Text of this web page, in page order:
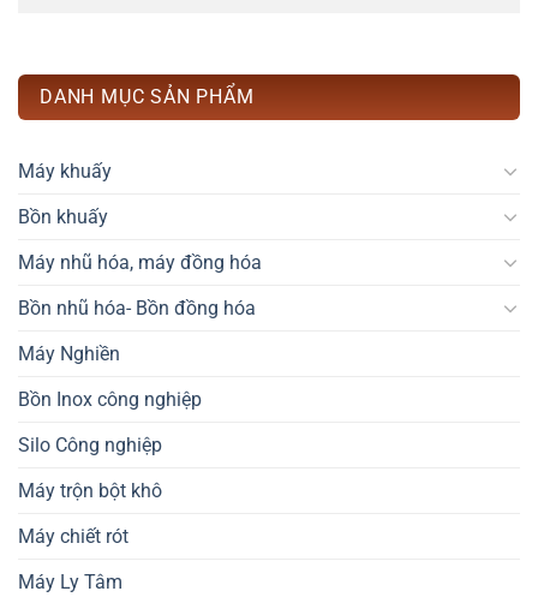
DANH MỤC SẢN PHẨM
Máy khuấy
Bồn khuấy
Máy nhũ hóa, máy đồng hóa
Bồn nhũ hóa- Bồn đồng hóa
Máy Nghiền
Bồn Inox công nghiệp
Silo Công nghiệp
Máy trộn bột khô
Máy chiết rót
Máy Ly Tâm